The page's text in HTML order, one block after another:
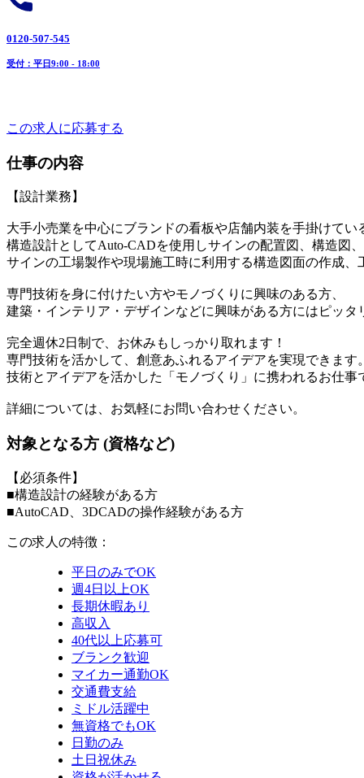
0120-507-545
受付：平日9:00 - 18:00
この求人に応募する
仕事の内容
【設計業務】
大手小売業を中心にブランドの看板や店舗内装を手掛けてい
構造設計としてAuto-CADを使用しサインの配置図、構造図
サインの工場製作や現場施工時に利用する構造図面の作成
専門技術を身に付けたい方やモノづくりに興味のある方、
建築・インテリア・デザインなどに興味がある方にはピッタ
完全週休2日制で、お休みもしっかり取れます！
専門技術を活かして、創意あふれるアイデアを実現できます
技術とアイデアを活かした「モノづくり」に携われるお仕事
詳細については、お気軽にお問い合わせください。
対象となる方 (資格など)
【必須条件】
■構造設計の経験がある方
■AutoCAD、3DCADの操作経験がある方
この求人の特徴：
平日のみでOK
週4日以上OK
長期休暇あり
高収入
40代以上応募可
ブランク歓迎
マイカー通勤OK
交通費支給
ミドル活躍中
無資格でもOK
日勤のみ
土日祝休み